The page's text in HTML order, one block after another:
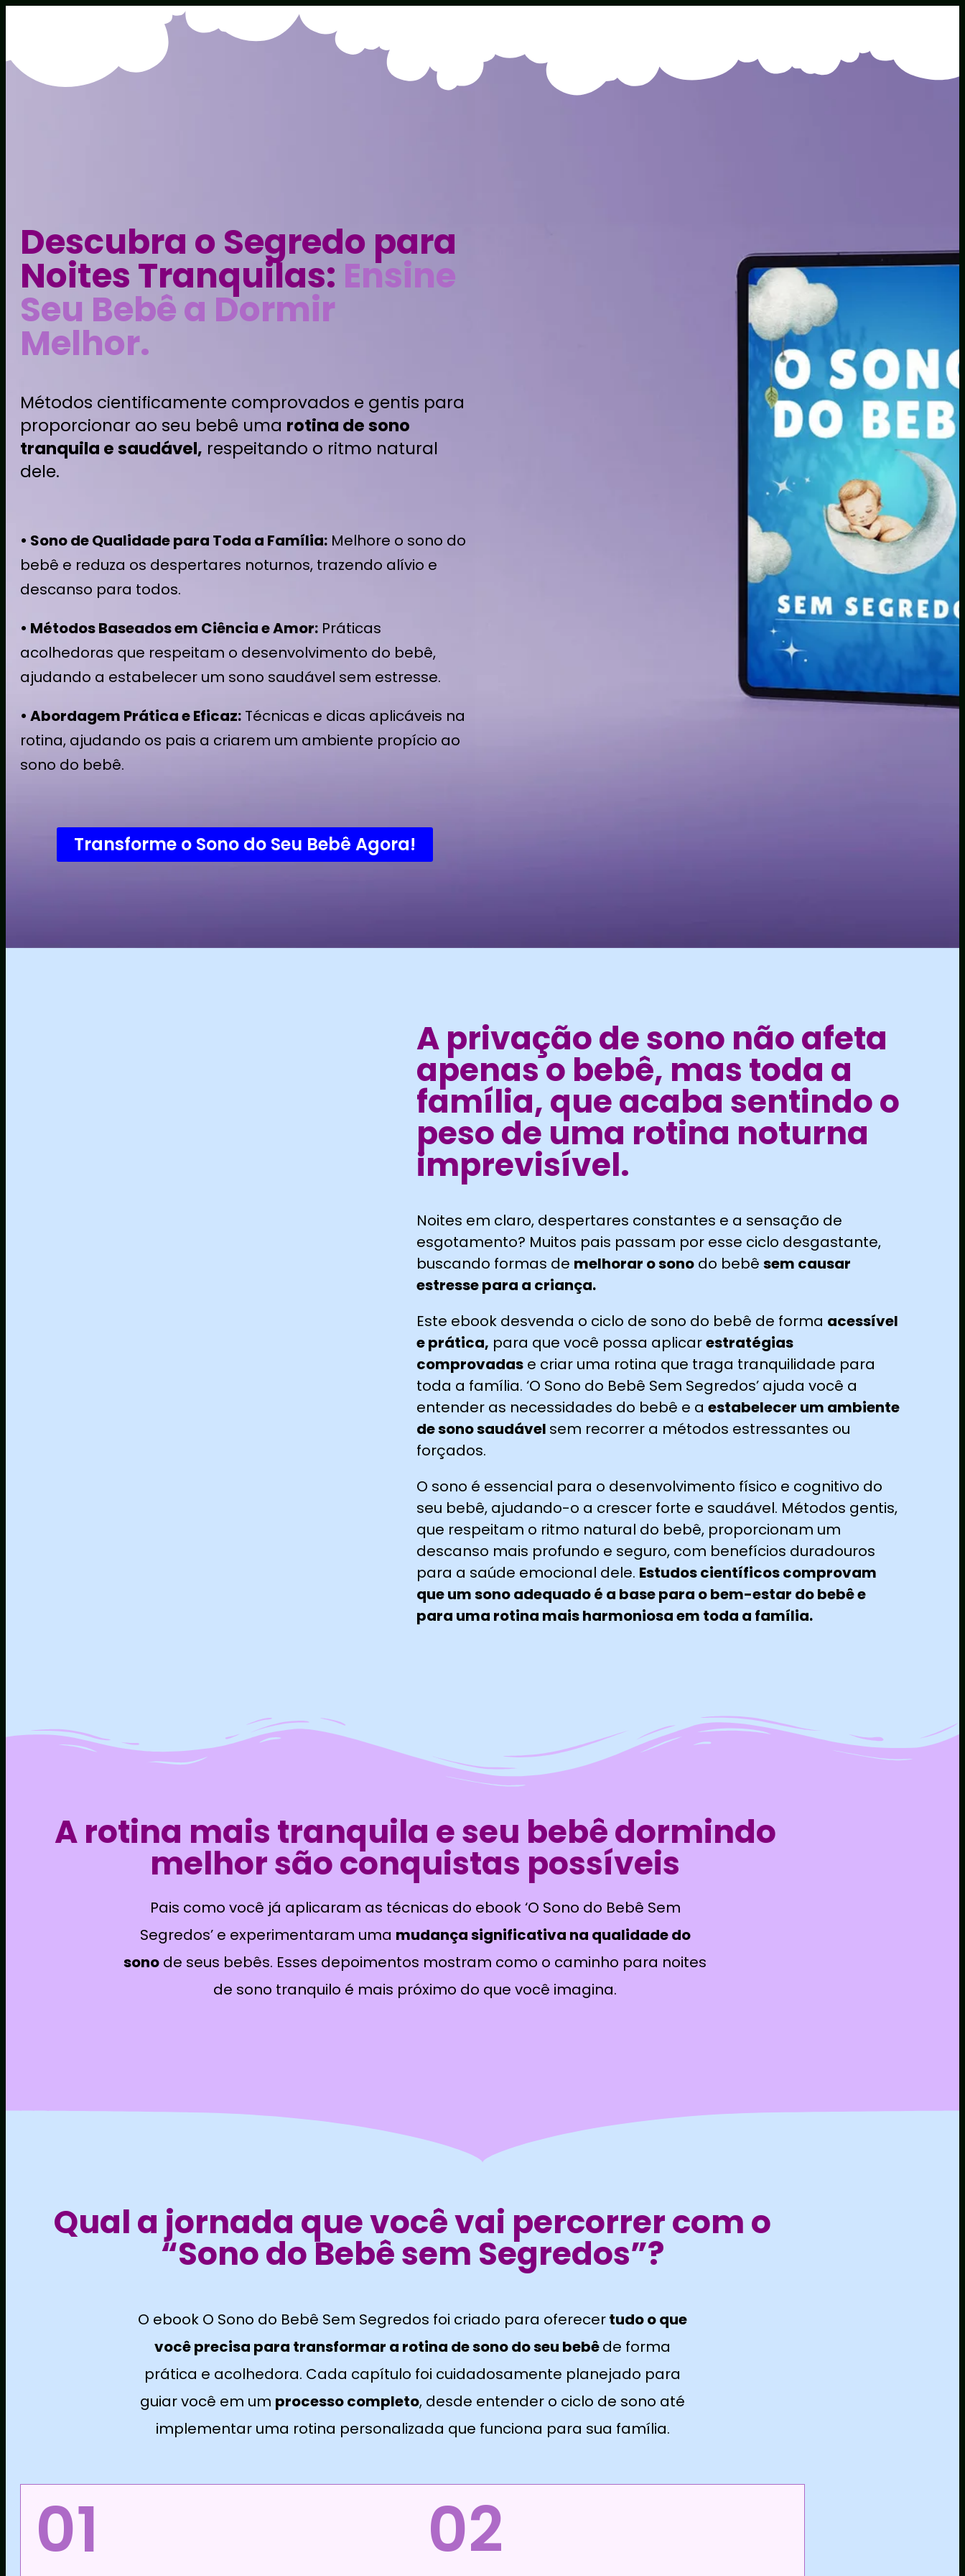
Descubra o Segredo para
Noites Tranquilas: Ensine
Seu Bebê a Dormir
Melhor.
Métodos cientificamente comprovados e gentis para
proporcionar ao seu bebê uma rotina de sono
tranquila e saudável, respeitando o ritmo natural
dele.
• Sono de Qualidade para Toda a Família: Melhore o sono do
bebê e reduza os despertares noturnos, trazendo alívio e
descanso para todos.
• Métodos Baseados em Ciência e Amor: Práticas
acolhedoras que respeitam o desenvolvimento do bebê,
ajudando a estabelecer um sono saudável sem estresse.
• Abordagem Prática e Eficaz: Técnicas e dicas aplicáveis na
rotina, ajudando os pais a criarem um ambiente propício ao
sono do bebê.
Transforme o Sono do Seu Bebê Agora!
A privação de sono não afeta
apenas o bebê, mas toda a
família, que acaba sentindo o
peso de uma rotina noturna
imprevisível.
Noites em claro, despertares constantes e a sensação de
esgotamento? Muitos pais passam por esse ciclo desgastante,
buscando formas de melhorar o sono do bebêsem causar
estresse para a criança.
Este ebook desvenda o ciclo de sono do bebê de forma acessível
e prática, para que você possa aplicarestratégias
comprovadas e criar uma rotina que traga tranquilidade para
toda a família. ‘O Sono do Bebê Sem Segredos’ ajuda você a
entender as necessidades do bebê e aestabelecer um ambiente
de sono saudável sem recorrer a métodos estressantes ou
forçados.
O sono é essencial para o desenvolvimento físico e cognitivo do
seu bebê, ajudando-o a crescer forte e saudável. Métodos gentis,
que respeitam o ritmo natural do bebê, proporcionam um
descanso mais profundo e seguro, com benefícios duradouros
para a saúde emocional dele. Estudos científicos comprovam
que um sono adequado é a base para o bem-estar do bebê e
para uma rotina mais harmoniosa em toda a família.
A rotina mais tranquila e seu bebê dormindo
melhor são conquistas possíveis
Pais como você já aplicaram as técnicas do ebook ‘O Sono do Bebê Sem
Segredos’ e experimentaram uma mudança significativa na qualidade do
sono de seus bebês. Esses depoimentos mostram como o caminho para noites
de sono tranquilo é mais próximo do que você imagina.
Qual a jornada que você vai percorrer com o
“Sono do Bebê sem Segredos”?
O ebook O Sono do Bebê Sem Segredos foi criado para oferecertudo o que
você precisa para transformar a rotina de sono do seu bebêde forma
prática e acolhedora. Cada capítulo foi cuidadosamente planejado para
guiar você em um processo completo, desde entender o ciclo de sono até
implementar uma rotina personalizada que funciona para sua família.
01 02